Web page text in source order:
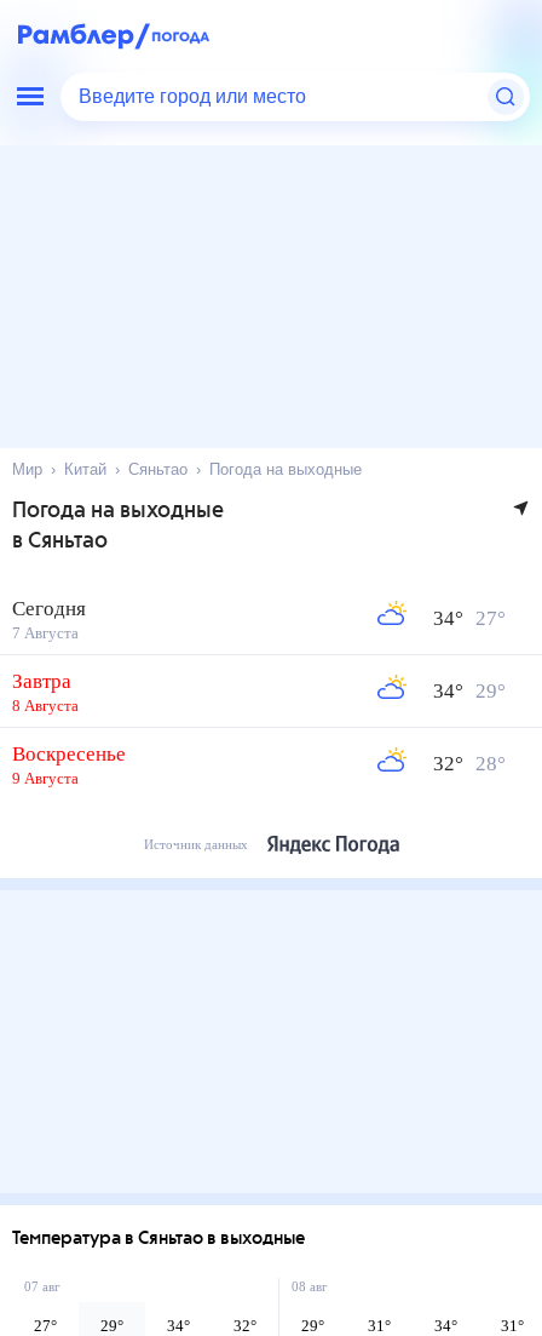
Введите город или место
Мир Китай Сяньтао Погода на выходные
Погода на выходные
в Сяньтао
Сегодня
7 Августа
34° 27°
Завтра
8 Августа
34° 29°
Воскресенье
9 Августа
32° 28°
Источник данных
Температура в Сяньтао в выходные
07 авг
27° 29° 34° 32°
08 авг
29° 31° 34° 31°